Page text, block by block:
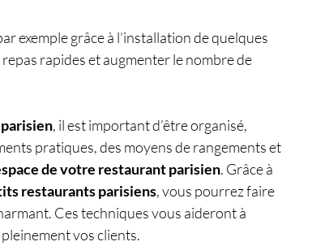
exemple grâce à l’installation de quelques
rapides et augmenter le nombre de
, il est important d’être organisé,
pratiques, des moyens de rangements et
de votre restaurant parisien. Grâce à
restaurants parisiens, vous pourrez faire
Ces techniques vous aideront à
vos clients.